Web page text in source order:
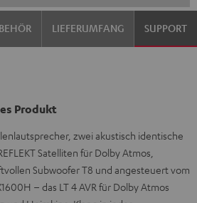
LIEFERUMFANG SUPPORT
Produkt
zwei akustisch identische
Satelliten für Dolby Atmos,
Subwoofer T8 und angesteuert vom
– das LT 4 AVR für Dolby Atmos